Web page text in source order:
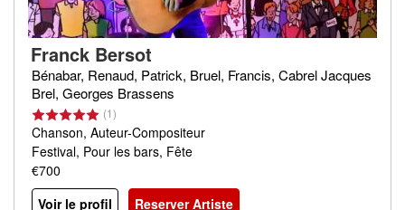
Franck Bersot
Bénabar, Renaud, Patrick, Bruel, Francis, Cabrel Jacques
Brel, Georges Brassens
(1)
Chanson, Auteur-Compositeur
Festival, Pour les bars, Fête
€700
Voir le profil
Reserver Artiste